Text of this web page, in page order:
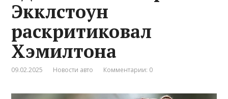
Экклстоун
раскритиковал
Хэмилтона
09.02.2025 Новости авто Комментарии: 0